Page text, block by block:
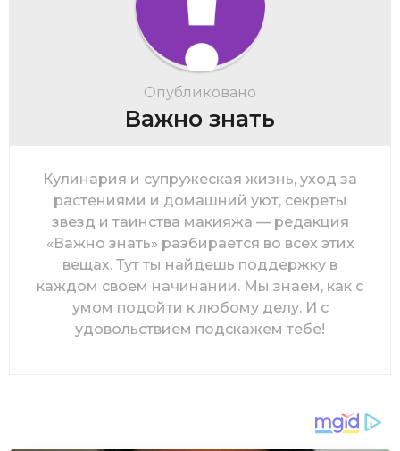
Опубликовано
Важно знать
Кулинария и супружеская жизнь, уход за
растениями и домашний уют, секреты
звезд и таинства макияжа — редакция
«Важно знать» разбирается во всех этих
вещах. Тут ты найдешь поддержку в
каждом своем начинании. Мы знаем, как с
умом подойти к любому делу. И с
удовольствием подскажем тебе!